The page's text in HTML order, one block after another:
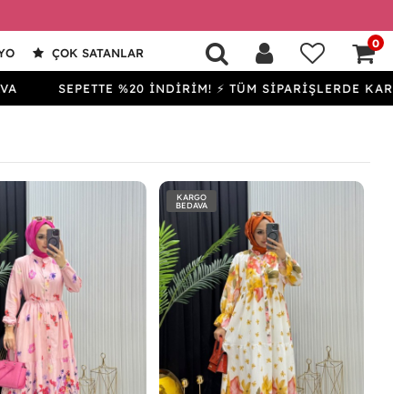
ÇOK SATANLAR
0
SEPETTE %20 İNDİRİM! ⚡ TÜM SİPARİŞLERDE KARGO
KARGO
BEDAVA